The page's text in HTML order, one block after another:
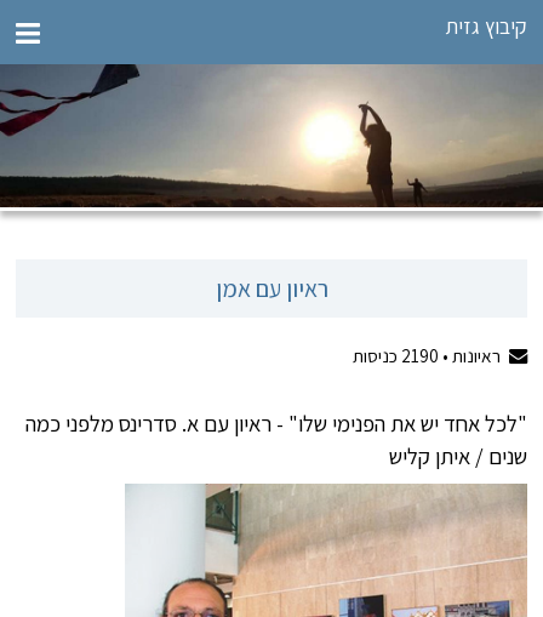
קיבוץ גזית
ראיון עם אמן
ראיונות • 2190 כניסות
"לכל אחד יש את הפנימי שלו" - ראיון עם א. סדרינס מלפני כמה
שנים / איתן קליש